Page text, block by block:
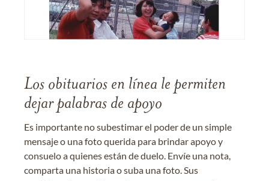
Los obituarios en línea le permiten
dejar palabras de apoyo
Es importante no subestimar el poder de un simple
mensaje o una foto querida para brindar apoyo y
consuelo a quienes están de duelo. Envíe una nota,
comparta una historia o suba una foto. Sus